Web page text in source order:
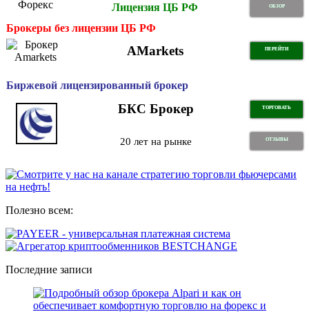
Лицензия ЦБ РФ ОБЗОР
Брокеры без лицензии ЦБ РФ
AMarkets ПЕРЕЙТИ
Биржевой лицензированный брокер
БКС Брокер ТОРГОВАТЬ
20 лет на рынке ОТЗЫВЫ
Полезно всем:
Последние записи